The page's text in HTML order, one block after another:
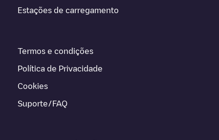
Estações de carregamento
Termos e condições
Política de Privacidade
Cookies
Suporte/FAQ